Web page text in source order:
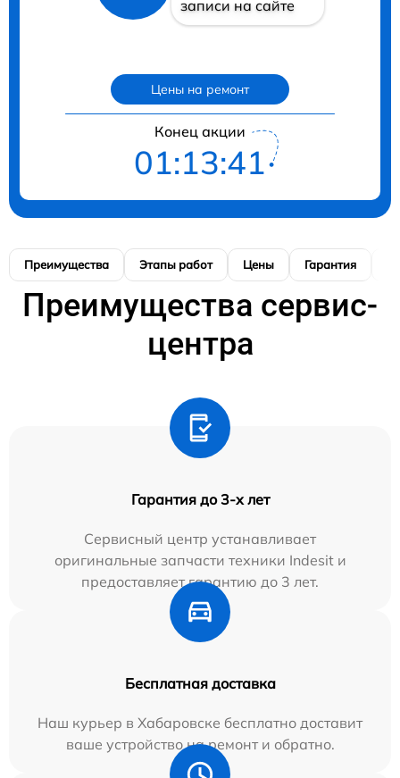
записи на сайте
Цены на ремонт
Конец акции
01:13:40
Преимущества Этапы работ Цены Гарантия
Преимущества сервис-
центра
Гарантия до 3-х лет
Сервисный центр устанавливает
оригинальные запчасти техники Indesit и
предоставляет гарантию до 3 лет.
Бесплатная доставка
Наш курьер в Хабаровске бесплатно доставит
ваше устройство на ремонт и обратно.